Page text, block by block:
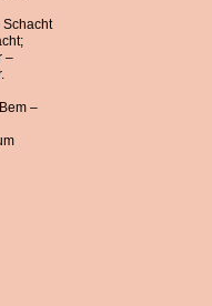
Schacht
–
–